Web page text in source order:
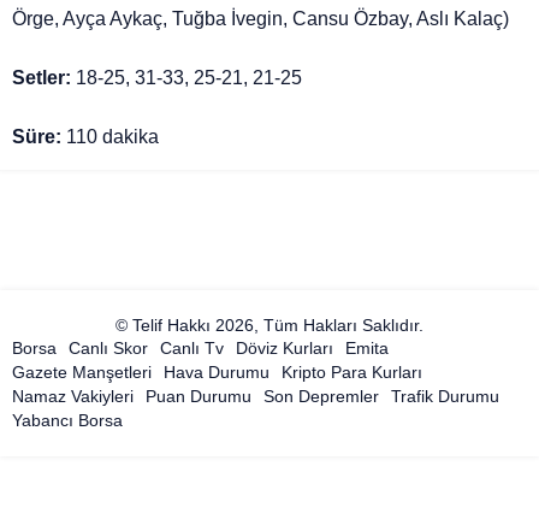
Örge, Ayça Aykaç, Tuğba İvegin, Cansu Özbay, Aslı Kalaç)
Setler: 18-25, 31-33, 25-21, 21-25
Süre: 110 dakika
© Telif Hakkı 2026, Tüm Hakları Saklıdır.
Borsa
Canlı Skor Canlı Tv Döviz Kurları
Emita
Gazete Manşetleri
Hava Durumu
Kripto Para Kurları
Namaz Vakiyleri
Puan Durumu Son Depremler
Trafik Durumu
Yabancı Borsa